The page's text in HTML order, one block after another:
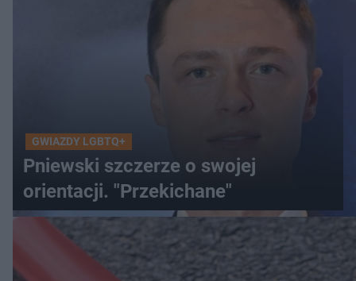
GWIAZDY LGBTQ+
Pniewski szczerze o swojej
orientacji. "Przekichane"